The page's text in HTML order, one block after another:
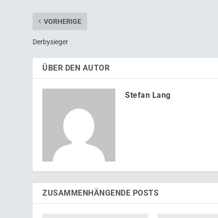
VORHERIGE
Derbysieger
ÜBER DEN AUTOR
Stefan Lang
ZUSAMMENHÄNGENDE POSTS